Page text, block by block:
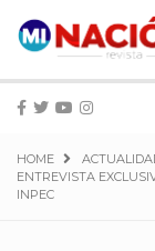
HOME
ENTREVISTA
INPEC